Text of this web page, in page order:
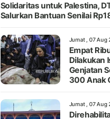
Solidaritas untuk Palestina,
Salurkan Bantuan Senilai
Jumat , 07 Aug
Empat
Dilakukan
Genjatan
300 Anak
Jumat , 07 Aug